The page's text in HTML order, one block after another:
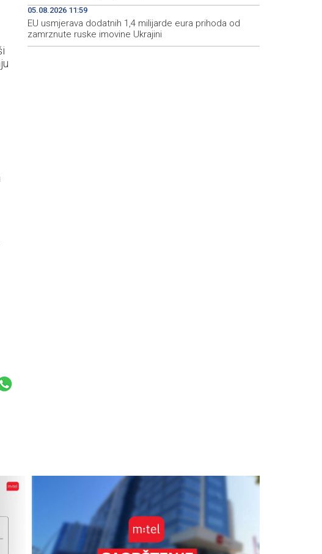
05.08.2026 11:59
EU usmjerava dodatnih 1,4 milijarde eura prihoda od
zamrznute ruske imovine Ukrajini